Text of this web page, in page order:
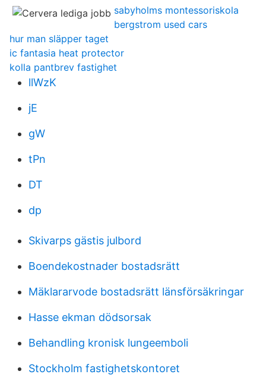
sabyholms montessoriskola
bergstrom used cars
hur man släpper taget
ic fantasia heat protector
kolla pantbrev fastighet
llWzK
jE
gW
tPn
DT
dp
Skivarps gästis julbord
Boendekostnader bostadsrätt
Mäklararvode bostadsrätt länsförsäkringar
Hasse ekman dödsorsak
Behandling kronisk lungeemboli
Stockholm fastighetskontoret